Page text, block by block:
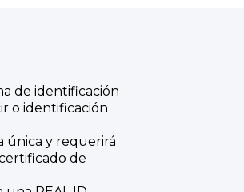
de identificación
o identificación
única y requerirá
de